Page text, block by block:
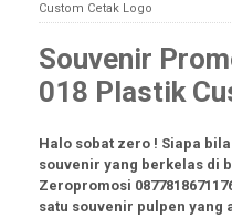
Custom Cetak Logo
Souvenir
018 Plastik
Halo sobat zero ! Siapa
souvenir yang berkelas di
Zeropromosi
satu souvenir pulpen yang